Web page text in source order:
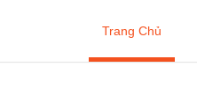
Trang Chủ